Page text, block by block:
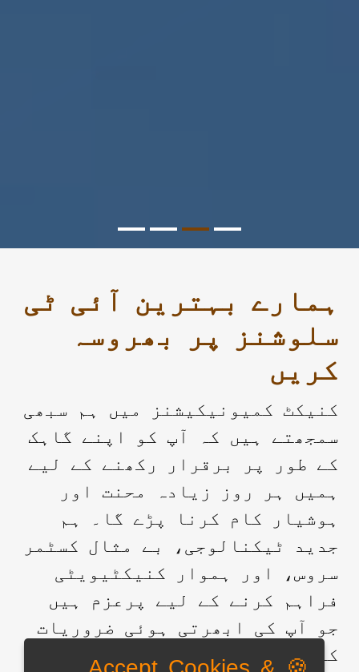
ہمارے بہترین آئی ٹی
سلوشنز پر بھروسہ
کریں
کنیکٹ کمیونیکیشنز میں ہم سبھی
سمجھتے ہیں کہ آپ کو اپنے گاہک
کے طور پر برقرار رکھنے کے لیے
ہمیں ہر روز زیادہ محنت اور
ہوشیار کام کرنا پڑے گا۔ ہم
جدید ٹیکنالوجی، بے مثال کسٹمر
سروس، اور ہموار کنیکٹیویٹی
فراہم کرنے کے لیے پرعزم ہیں
جو آپ کی ابھرتی ہوئی ضروریات
کو پورا کرتی ہے۔ آپ کا